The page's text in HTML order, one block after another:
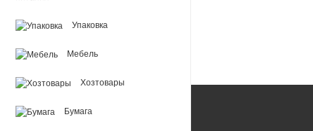
Упаковка
Мебель
Хозтовары
Бумага